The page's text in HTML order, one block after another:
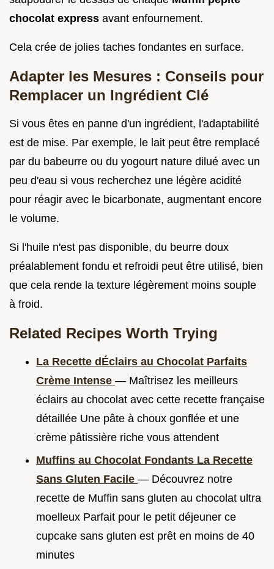
chocolat express avant enfournement.
Cela crée de jolies taches fondantes en surface.
Adapter les Mesures : Conseils pour
Remplacer un Ingrédient Clé
Si vous êtes en panne d'un ingrédient, l'adaptabilité
est de mise. Par exemple, le lait peut être remplacé
par du babeurre ou du yogourt nature dilué avec un
peu d'eau si vous recherchez une légère acidité
pour réagir avec le bicarbonate, augmentant encore
le volume.
Si l'huile n'est pas disponible, du beurre doux
préalablement fondu et refroidi peut être utilisé, bien
que cela rende la texture légèrement moins souple
à froid.
Related Recipes Worth Trying
La Recette dÉclairs au Chocolat Parfaits
Crème Intense — Maîtrisez les meilleurs
éclairs au chocolat avec cette recette française
détaillée Une pâte à choux gonflée et une
crème pâtissière riche vous attendent
Muffins au Chocolat Fondants La Recette
Sans Gluten Facile — Découvrez notre
recette de Muffin sans gluten au chocolat ultra
moelleux Parfait pour le petit déjeuner ce
cupcake sans gluten est prêt en moins de 40
minutes